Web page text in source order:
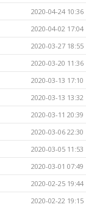
2020-04-24 10:36
2020-04-02 17:04
2020-03-27 18:55
2020-03-20 11:36
2020-03-13 17:10
2020-03-13 13:32
2020-03-11 20:39
2020-03-06 22:30
2020-03-05 11:53
2020-03-01 07:49
2020-02-25 19:44
2020-02-22 19:15